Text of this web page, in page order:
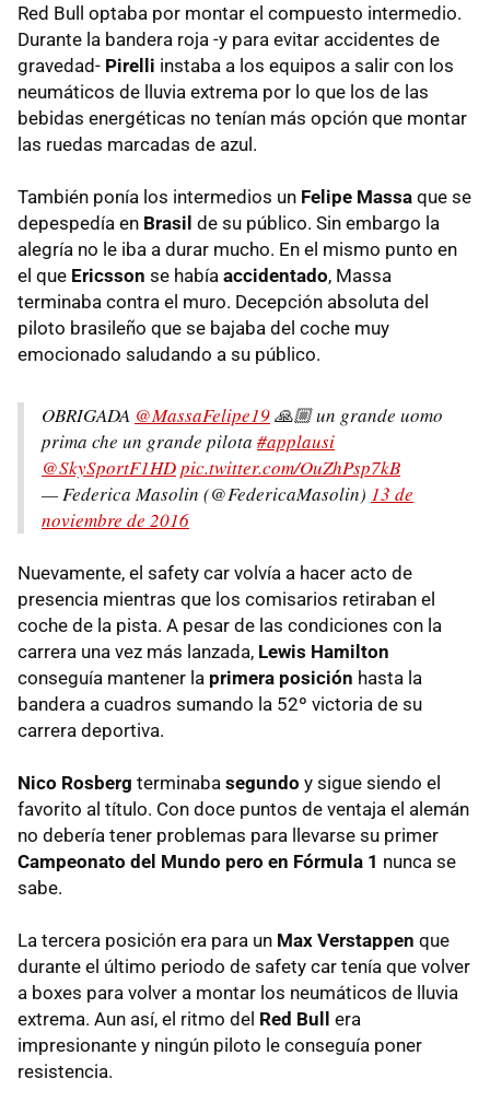
Red Bull optaba por montar el compuesto intermedio.
Durante la bandera roja -y para evitar accidentes de
gravedad- Pirelli instaba a los equipos a salir con los
neumáticos de lluvia extrema por lo que los de las
bebidas energéticas no tenían más opción que montar
las ruedas marcadas de azul.
También ponía los intermedios un Felipe Massa que se
depespedía en Brasil de su público. Sin embargo la
alegría no le iba a durar mucho. En el mismo punto en
el que Ericsson se había accidentado, Massa
terminaba contra el muro. Decepción absoluta del
piloto brasileño que se bajaba del coche muy
emocionado saludando a su público.
OBRIGADA @MassaFelipe19🙏🏼 un grande uomo
prima che un grande pilota #applausi
@SkySportF1HDpic.twitter.com/OuZhPsp7kB
— Federica Masolin (@FedericaMasolin) 13 de
noviembre de 2016
Nuevamente, el safety car volvía a hacer acto de
presencia mientras que los comisarios retiraban el
coche de la pista. A pesar de las condiciones con la
carrera una vez más lanzada, Lewis Hamilton
conseguía mantener la primera posición hasta la
bandera a cuadros sumando la 52º victoria de su
carrera deportiva.
Nico Rosberg terminaba segundo y sigue siendo el
favorito al título. Con doce puntos de ventaja el alemán
no debería tener problemas para llevarse su primer
Campeonato del Mundo pero en Fórmula 1 nunca se
sabe.
La tercera posición era para un Max Verstappen que
durante el último periodo de safety car tenía que volver
a boxes para volver a montar los neumáticos de lluvia
extrema. Aun así, el ritmo del Red Bull
era
impresionante y ningún piloto le conseguía poner
resistencia.